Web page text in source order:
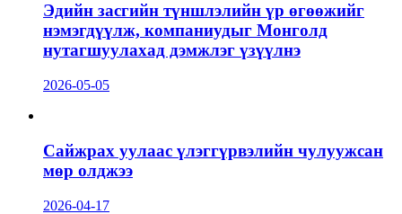
Эдийн засгийн түншлэлийн үр өгөөжийг
нэмэгдүүлж, компаниудыг Монголд
нутагшуулахад дэмжлэг үзүүлнэ
2026-05-05
Сайжрах уулаас үлэггүрвэлийн чулуужсан
мөр олджээ
2026-04-17